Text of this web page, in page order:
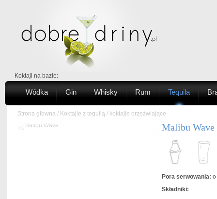
Koktajl na bazie:
Wódka Gin Whisky Rum Tequila
Strona główna / Koktajle z tequilą / koktajle orzeźwiające
Malibu Wave
Pora serwowania: o
Składniki: